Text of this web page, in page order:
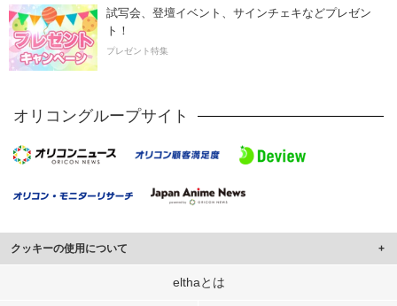
試写会、登壇イベント、サインチェキなどプレゼン
ト！
プレゼント特集
オリコングループサイト
クッキーの使用について
このサイトでは Cookie を使用して、ユーザーに合わせたコンテンツや広告の
elthaとは